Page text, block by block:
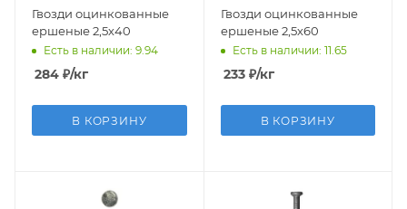
Гвозди оцинкованные
ершеные 2,5х40
Есть в наличии: 9.94
284 ₽/кг
В КОРЗИНУ
Гвозди оцинкованные
ершеные 2,5х60
Есть в наличии: 11.65
233₽/кг
В КОРЗИНУ